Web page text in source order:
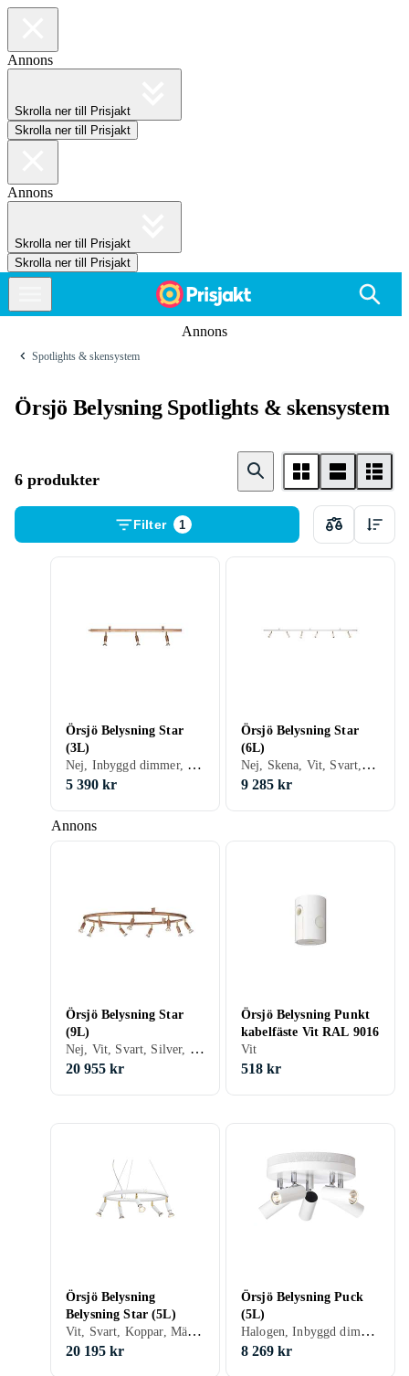
Annons
Skrolla ner till Prisjakt
Skrolla ner till Prisjakt
Annons
Skrolla ner till Prisjakt
Skrolla ner till Prisjakt
Annons
Spotlights & skensystem
Örsjö Belysning Spotlights & skensystem
6 produkter
Filter 1
Annons
Örsjö Belysning Star
(3L)
Nej, Inbyggd dimmer, Skena, Vit, Svart, Silver, Koppar, Mässing
5 390 kr
Örsjö Belysning Star
(6L)
Nej, Skena, Vit, Svart, Silver, Koppar, Mässing
9 285 kr
Örsjö Belysning Star
(9L)
Nej, Vit, Svart, Silver, Koppar, Mässing
20 955 kr
Örsjö Belysning Punkt
kabelfäste Vit RAL 9016
Vit
518 kr
Örsjö Belysning
Belysning Star (5L)
Vit, Svart, Koppar, Mässing
20 195 kr
Örsjö Belysning Puck
(5L)
Halogen, Inbyggd dimmer, Vit, Rostfri/krom, Silver, Mässing
8 269 kr